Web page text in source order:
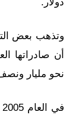
وتذهب بعض
نحو مليار ونصف